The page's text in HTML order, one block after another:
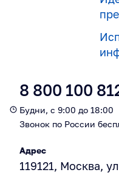
8 800 100
Будни, с 9:00 до 18:00
Звонок по России
Адрес
119121, Москва,